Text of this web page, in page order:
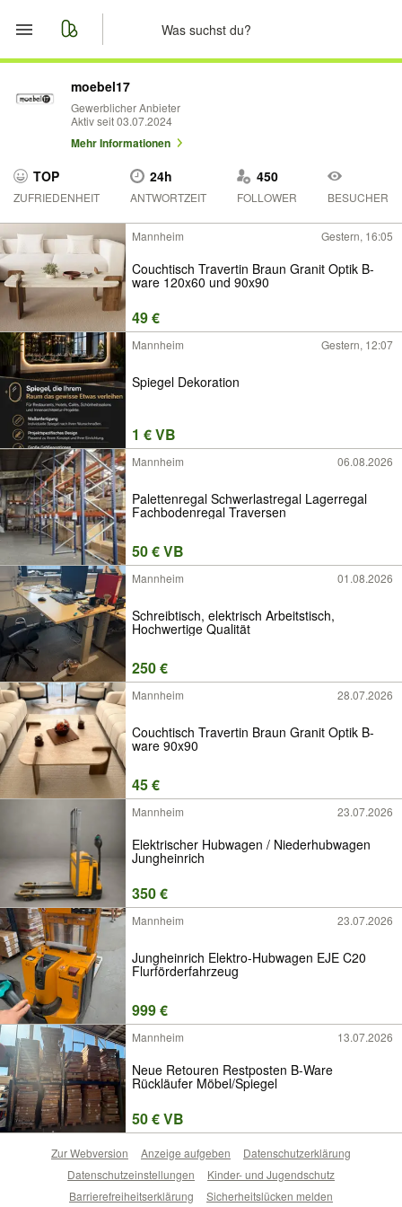
Start
Merkliste
Nachrichten
moebel17
Gewerblicher Anbieter
Aktiv seit 03.07.2024
Mehr Informationen
TOP
ZUFRIEDENHEIT
24h
ANTWORTZEIT
450
FOLLOWER BESUCHER
Mannheim Gestern, 16:05
Couchtisch Travertin Braun Granit Optik B-
ware 120x60 und 90x90
49 €
Mannheim Gestern, 12:07
Spiegel Dekoration
1 € VB
Mannheim 06.08.2026
Palettenregal Schwerlastregal Lagerregal
Fachbodenregal Traversen
50 € VB
Mannheim 01.08.2026
Schreibtisch, elektrisch Arbeitstisch,
Hochwertige Qualität
250 €
Mannheim 28.07.2026
Couchtisch Travertin Braun Granit Optik B-
ware 90x90
45 €
Mannheim 23.07.2026
Elektrischer Hubwagen / Niederhubwagen
Jungheinrich
350 €
Mannheim 23.07.2026
Jungheinrich Elektro-Hubwagen EJE C20
Flurförderfahrzeug
999 €
Mannheim 13.07.2026
Neue Retouren Restposten B-Ware
Rückläufer Möbel/Spiegel
50 € VB
Zur Webversion Anzeige aufgeben
Datenschutzerklärung
Datenschutzeinstellungen
Kinder- und Jugendschutz
Barrierefreiheitserklärung
Sicherheitslücken melden